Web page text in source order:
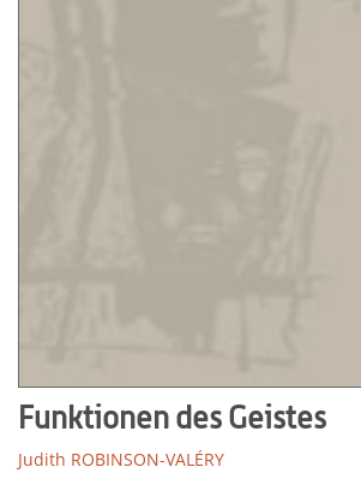
Funktionen des Geistes
Judith ROBINSON-VALÉRY